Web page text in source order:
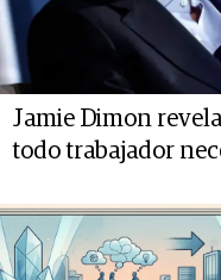
Jamie Dimon
todo trabajador